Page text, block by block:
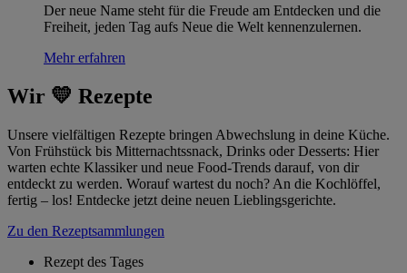
Der neue Name steht für die Freude am Entdecken und die
Freiheit, jeden Tag aufs Neue die Welt kennenzulernen.
Mehr erfahren
Wir 💛 Rezepte
Unsere vielfältigen Rezepte bringen Abwechslung in deine Küche.
Von Frühstück bis Mitternachtssnack, Drinks oder Desserts: Hier
warten echte Klassiker und neue Food-Trends darauf, von dir
entdeckt zu werden. Worauf wartest du noch? An die Kochlöffel,
fertig – los! Entdecke jetzt deine neuen Lieblingsgerichte.
Zu den Rezeptsammlungen
Rezept des Tages